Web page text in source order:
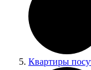
Квартиры